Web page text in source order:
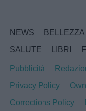
NEWS BELLEZZA
SALUTE
LIBRI
Pubblicità
Privacy Policy
Corrections Policy